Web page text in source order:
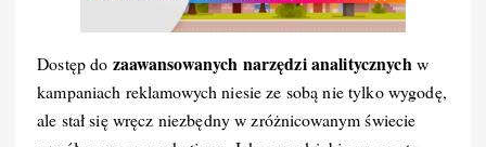
Dostęp do zaawansowanych narzędzi analitycznych w
kampaniach reklamowych niesie ze sobą nie tylko wygodę,
ale stał się wręcz niezbędny w zróżnicowanym świecie